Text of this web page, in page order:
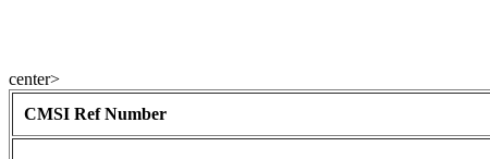
center>
CMSI Ref Number